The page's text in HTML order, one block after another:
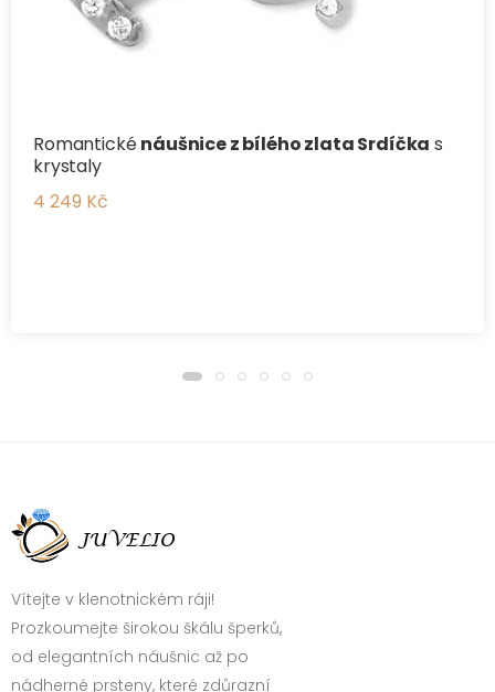
Romantickénáušnice z bílého zlata Srdíčka s
krystaly
4 249 Kč
Vítejte v klenotnickém ráji!
Prozkoumejte širokou škálu šperků,
od elegantních náušnic až po
nádherné prsteny, které zdůrazní